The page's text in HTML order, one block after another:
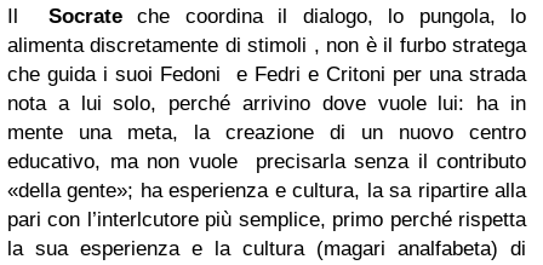
Il Socrateche coordina il dialogo, lo pungola, lo
alimenta discretamente di stimoli , non è il furbo stratega
che guida i suoi Fedoni e Fedri e Critoni per una strada
nota a lui solo, perché arrivino dove vuole lui: ha in
mente una meta, la creazione di un nuovo centro
educativo, ma non vuole precisarla senza il contributo
«della gente»; ha esperienza e cultura, la sa ripartire alla
pari con l’interlcutore più semplice, primo perché rispetta
la sua esperienza e la cultura (magari analfabeta) di